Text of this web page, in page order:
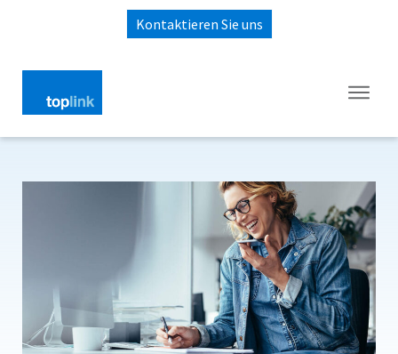
Kontaktieren Sie uns